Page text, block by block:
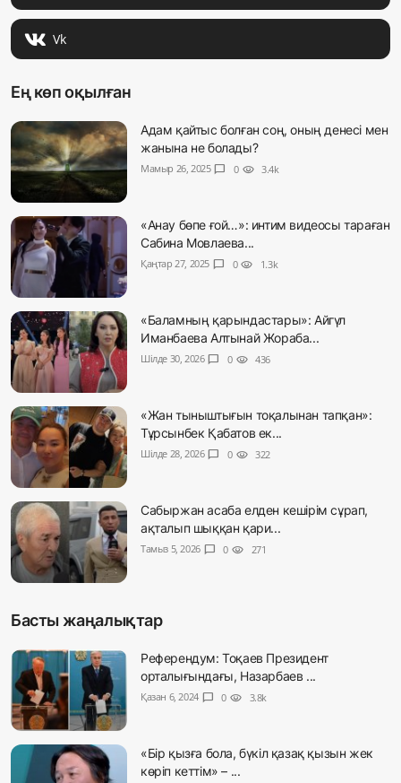
Vk
Ең көп оқылған
Адам қайтыс болған соң, оның денесі мен
жанына не болады?
Мамыр 26, 2025 chat_bubble 0 visibility 3.4k
«Анау бөпе ғой…»: интим видеосы тараған
Сабина Мовлаева...
Қаңтар 27, 2025 chat_bubble 0 visibility 1.3k
«Баламның қарындастары»: Айгүл
Иманбаева Алтынай Жораба...
Шілде 30, 2026 chat_bubble 0 visibility 436
«Жан тыныштығын тоқалынан тапқан»:
Тұрсынбек Қабатов ек...
Шілде 28, 2026 chat_bubble 0 visibility 322
Сабыржан асаба елден кешірім сұрап,
ақталып шыққан қари...
Тамыз 5, 2026 chat_bubble 0 visibility 271
Басты жаңалықтар
Референдум: Тоқаев Президент
орталығындағы, Назарбаев ...
Қазан 6, 2024 chat_bubble 0 visibility 3.8k
«Бір қызға бола, бүкіл қазақ қызын жек
көріп кеттім» – ...